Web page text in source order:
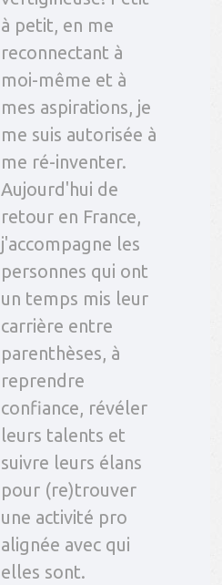
à petit, en me
reconnectant à
moi-même et à
mes aspirations, je
me suis autorisée à
me ré-inventer.
Aujourd'hui de
retour en France,
j'accompagne les
personnes qui ont
un temps mis leur
carrière entre
parenthèses, à
reprendre
confiance, révéler
leurs talents et
suivre leurs élans
pour (re)trouver
une activité pro
alignée avec qui
elles sont.